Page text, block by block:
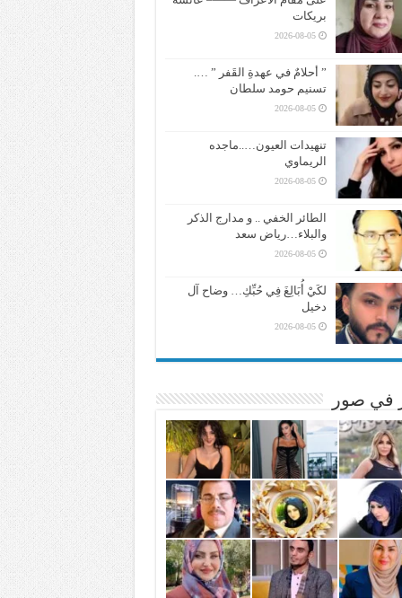
بريكات
2026-08-05
” أحلامٌ في عهدةِ القَفر ” ….
تسنيم حومد سلطان
2026-08-05
تنهيدات العيون…..ماجده
الريماوي
2026-08-05
الطائر الخفي .. و مدارج الذكر
والبلاء…رياض سعد
2026-08-05
لكَيْ أُبَالِغَ فِي حُبِّكِ… وضاح آل
دخيل
2026-08-05
في صور